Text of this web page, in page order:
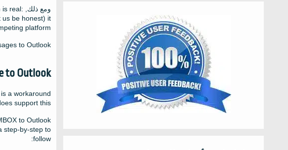
ومع ذلك, is real:
us be honest) it
platform
to Outlook
to Outlook
a workaround
support this
to Outlook
step-by-step to
follow
: